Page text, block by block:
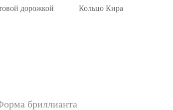
дорожкой Кольцо Кира
бриллианта